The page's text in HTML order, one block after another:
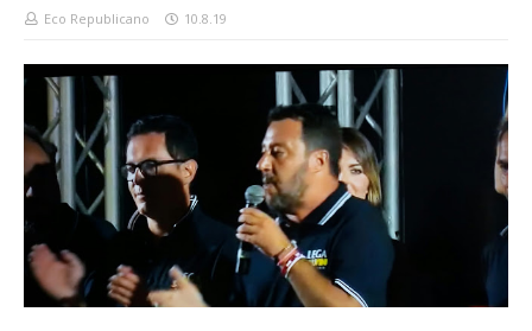
Eco Republicano 10.8.19